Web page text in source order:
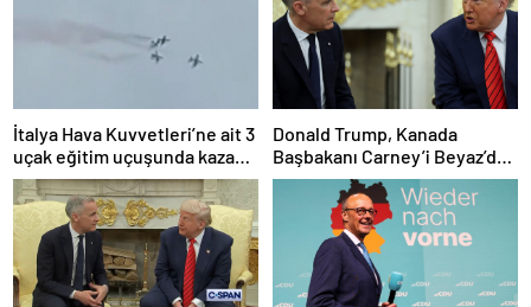
İtalya Hava Kuvvetleri’ne ait 3
uçak eğitim uçuşunda kaza
yaptı
Donald Trump, Kanada
Başbakanı Carney’i Beyaz’da
ağırladı